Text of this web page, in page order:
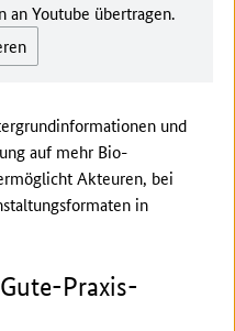
Youtube übertragen.
und
auf mehr Bio-
Akteuren, bei
in
Praxis-